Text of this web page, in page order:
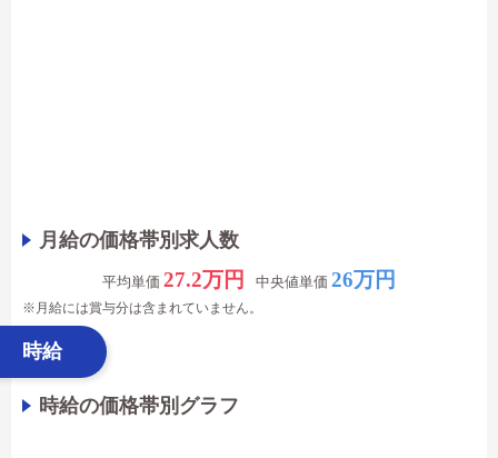
月給の価格帯別求人数
平均単価 27.2万円 中央値単価 26万円
※月給には賞与分は含まれていません。
時給
時給の価格帯別グラフ